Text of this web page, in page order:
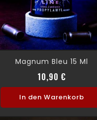
Magnum Bleu 15 Ml
10,90 €Preis
In den Warenkorb